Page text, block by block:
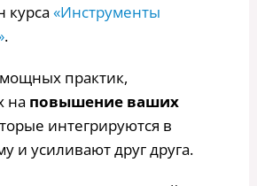
курса «Инструменты
.
практик,
на повышение ваших
интегрируются в
и усиливают друг друга.